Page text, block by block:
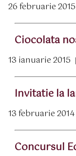
26 februarie 2015
Ciocolata
13 ianuarie 2015
Invitatie la
13 februarie 2014
Concursul